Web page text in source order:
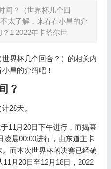
间？（世界杯几个回
太了解，来看看小昌的介
1 2022年卡塔尔世
界杯几个回合？）的相关内
昌的介绍吧！
？
28天。
11月20日下午进行，而揭幕
凌晨00:00进行，由东道主卡
而本次世界杯的决赛已经确
月20日至12月18日，2022